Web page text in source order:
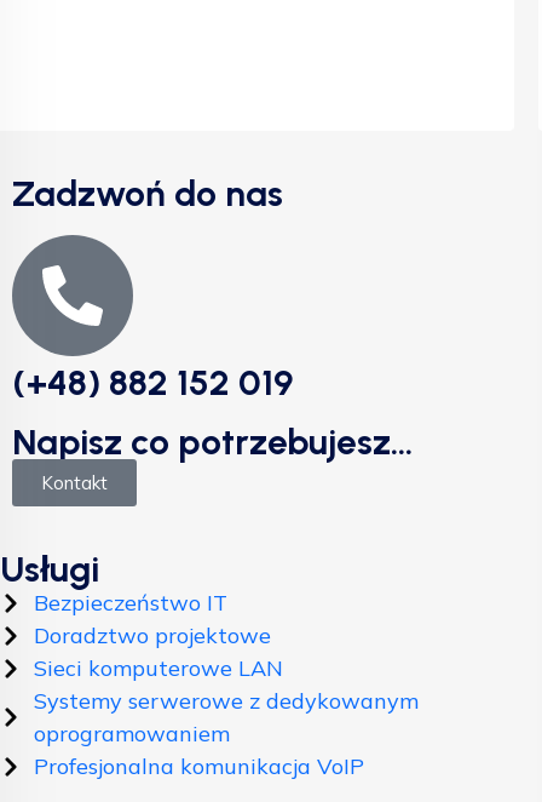
Zadzwoń do nas
(+48) 882 152 019
Napisz co potrzebujesz...
Kontakt
Usługi
Bezpieczeństwo IT
Doradztwo projektowe
Sieci komputerowe LAN
Systemy serwerowe z dedykowanym
oprogramowaniem
Profesjonalna komunikacja VoIP